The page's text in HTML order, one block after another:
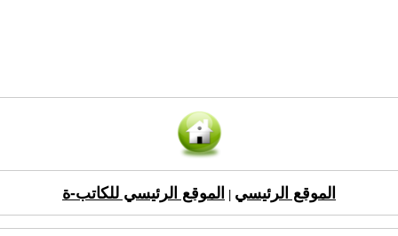
الموقع الرئيسي الموقع الرئيسي للكاتب-ة